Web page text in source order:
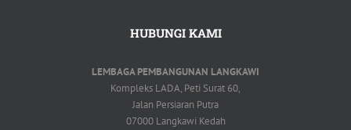
HUBUNGI KAMI
LEMBAGA PEMBANGUNAN LANGKAWI
Kompleks LADA, Peti Surat 60,
Jalan Persiaran Putra
07000 Langkawi Kedah